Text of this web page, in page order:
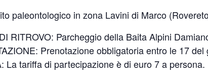
paleontologico in zona Lavini di Marco
RITROVO: Parcheggio della Baita Alpini
Prenotazione obbligatoria entro le 17
La tariffa di partecipazione è di euro 7 a persona.